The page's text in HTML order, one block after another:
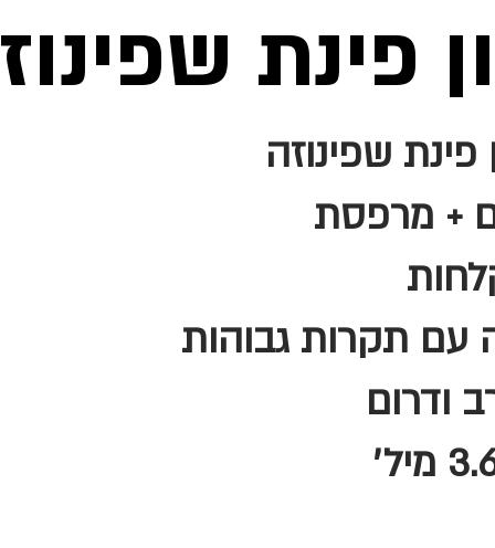
פינת
שפינוזה
עם תקרות גבוהות
ודרום